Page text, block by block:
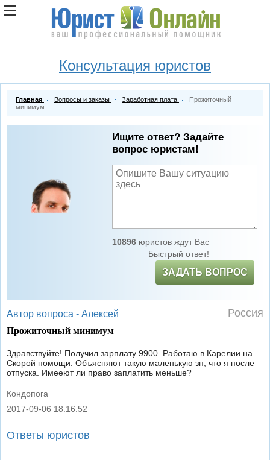
Консультация юристов
Главная Вопросы и заказы Заработная плата
Прожиточный
минимум
Ищите ответ? Задайте
вопрос юристам!
10896юристов ждут Вас
Быстрый ответ!
ЗАДАТЬ ВОПРОС
Автор вопроса - Алексей Россия
Прожиточный минимум
Здравствуйте! Получил зарплату 9900. Работаю в Карелии на
Скорой помощи. Объясняют такую маленькую зп, что я после
отпуска. Имееют ли право заплатить меньше?
Кондопога
|
2017-09-06 18:16:52
Ответы юристов